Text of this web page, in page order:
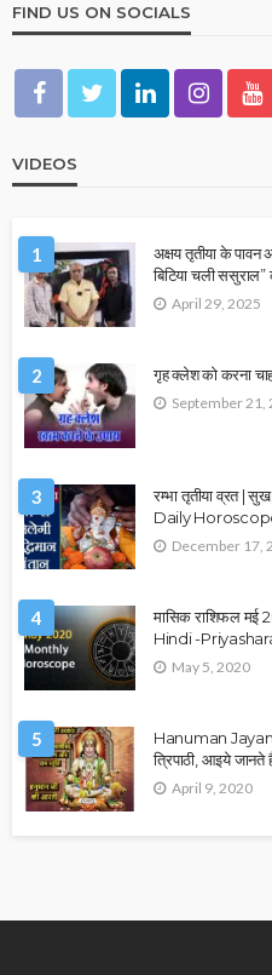
FIND US ON SOCIALS
VIDEOS
1
अक्षय तृतीया के पावन
बिटिया चली ससुराल”
April 29, 2025
2 गृह क्लेश को करना
September 21,
3
रम्भा तृतीया व्रत |
Daily
December 17,
4
मासिक राशिफल
Hindi -
May 5, 2020
5
Hanuman Jayanti
त्रिपाठी, आइये जानते
April 9, 2020